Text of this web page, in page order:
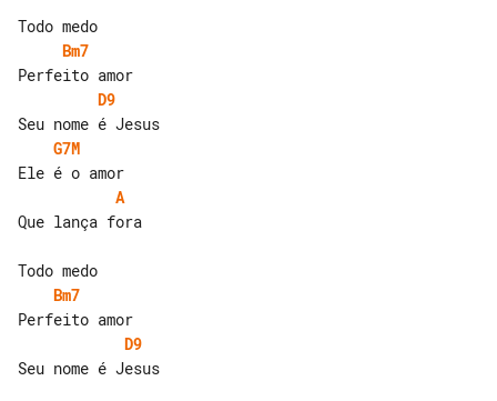
Bm7
D9
G7M
A
Que lança fora
Bm7
D9
Seu nome é Jesus